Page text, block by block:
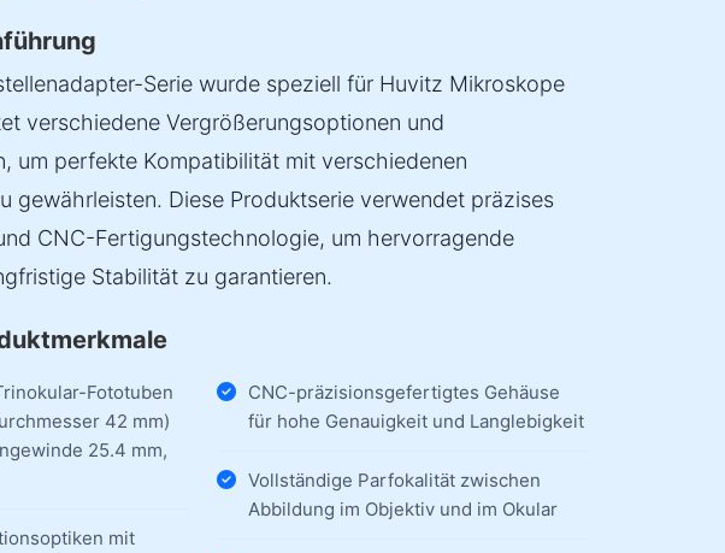
Serie wurde speziell für Huvitz Mikroskope
verschiedene Vergrößerungsoptionen und
um perfekte Kompatibilität mit verschiedenen
gewährleisten. Diese Produktserie verwendet präzises
CNC-Fertigungstechnologie, um hervorragende
Stabilität zu garantieren.
Fototuben
42 mm)
25.4 mm,
mit
CNC-präzisionsgefertigtes Gehäuse
für hohe Genauigkeit und Langlebigkeit
Vollständige Parfokalität zwischen
Abbildung im Objektiv und im Okular